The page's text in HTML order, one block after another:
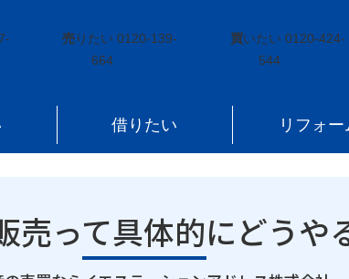
売りたい 0120-139-
664
買いたい 0120-424-
544
借りたい リフォー
売って具体的にどうや